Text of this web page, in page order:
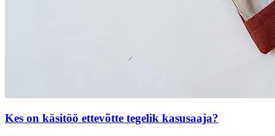
Kes on käsitöö ettevõtte tegelik kasusaaja?